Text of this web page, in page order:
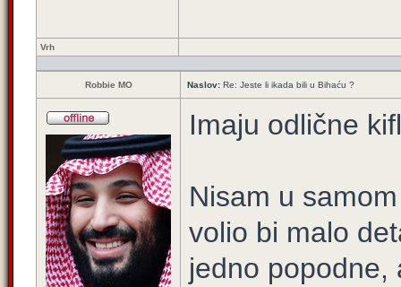
Vrh
Robbie MO Naslov: Re: Jeste li ikada bili u Bihaću ?
Imaju odlične
Nisam u
volio bi malo
jedno popodne,